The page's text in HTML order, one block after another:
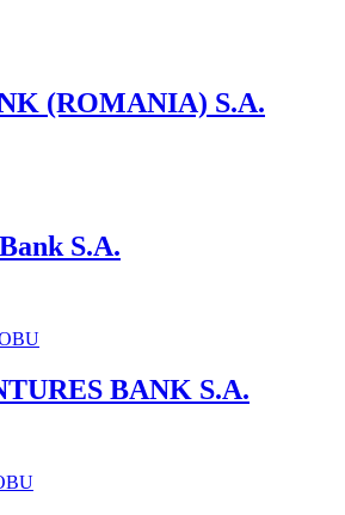
(ROMANIA) S.A.
S.A.
BANK S.A.